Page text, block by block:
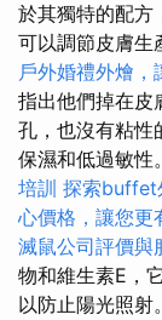
於其獨特的配方
可以調節皮膚生
戶外婚禮外燴，
指出他們掉在皮
孔，也沒有粘性
保濕和低過敏性
培訓 探索buffet
心價格，讓您更
滅鼠公司評價與
物和維生素E，
以防止陽光照射